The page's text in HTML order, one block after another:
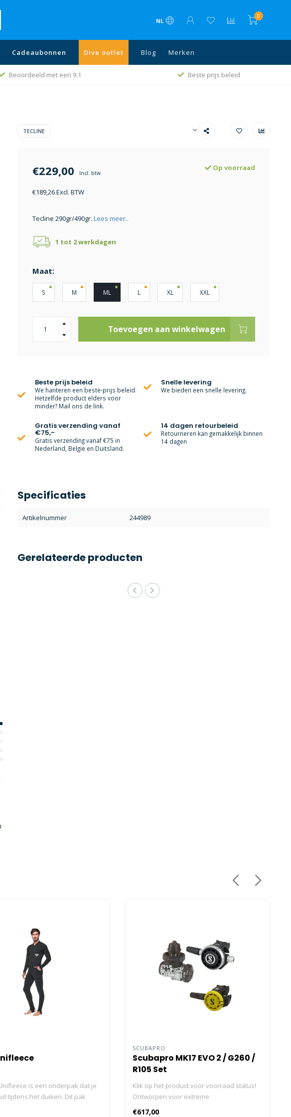
NL
0
Cadeaubonnen Dive outlet Blog
Merken
Beoordeeld met een 9.1 Beste prijs beleid
TECLINE
€229,00 Incl. btw
€189,26 Excl. BTW
Op voorraad
Tecline 290gr/490gr. Lees meer..
1 tot 2 werkdagen
Maat:
S M ML L XL XXL
Toevoegen aan winkelwagen
Beste prijs beleid
We hanteren een beste-prijs beleid.
Hetzelfde product elders voor
minder? Mail ons de link.
Snelle levering
We bieden een snelle levering.
Gratis verzending vanaf
€75,-
Gratis verzending vanaf €75 in
Nederland, België en Duitsland.
14 dagen retourbeleid
Retourneren kan gemakkelijk binnen
14 dagen
Specificaties
Artikelnummer 244989
Gerelateerde producten
is een onderpak dat je
tijdens het duiken. Dit pak
rits aan de voorkant, zakken
SCUBAPRO
Scubapro MK17 EVO 2 / G260 /
R105 Set
Klik op het product voor voorraad status!
Ontworpen voor extreme
omstandigheden, biedt de MK17 EVO 2 /
€617,00